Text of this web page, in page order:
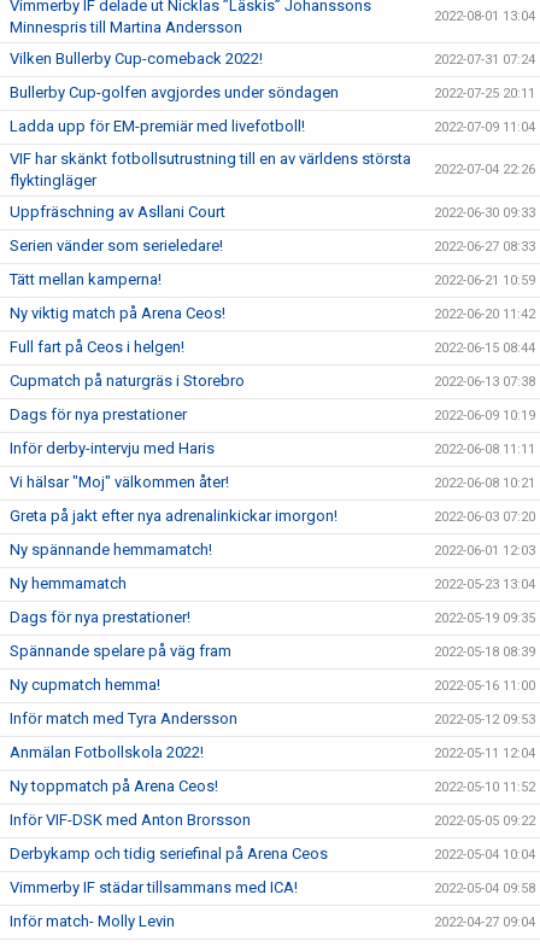
Vimmerby IF delade ut Nicklas ”Läskis” Johanssons
Minnespris till Martina Andersson
2022-08-01 13:04
Vilken Bullerby Cup-comeback 2022! 2022-07-31 07:24
Bullerby Cup-golfen avgjordes under söndagen 2022-07-25 20:11
Ladda upp för EM-premiär med livefotboll! 2022-07-09 11:04
VIF har skänkt fotbollsutrustning till en av världens största
flyktingläger
2022-07-04 22:26
Uppfräschning av Asllani Court 2022-06-30 09:33
Serien vänder som serieledare! 2022-06-27 08:33
Tätt mellan kamperna! 2022-06-21 10:59
Ny viktig match på Arena Ceos! 2022-06-20 11:42
Full fart på Ceos i helgen! 2022-06-15 08:44
Cupmatch på naturgräs i Storebro 2022-06-13 07:38
Dags för nya prestationer 2022-06-09 10:19
Inför derby-intervju med Haris 2022-06-08 11:11
Vi hälsar "Moj" välkommen åter! 2022-06-08 10:21
Greta på jakt efter nya adrenalinkickar imorgon! 2022-06-03 07:20
Ny spännande hemmamatch! 2022-06-01 12:03
Ny hemmamatch 2022-05-23 13:04
Dags för nya prestationer! 2022-05-19 09:35
Spännande spelare på väg fram 2022-05-18 08:39
Ny cupmatch hemma! 2022-05-16 11:00
Inför match med Tyra Andersson 2022-05-12 09:53
Anmälan Fotbollskola 2022! 2022-05-11 12:04
Ny toppmatch på Arena Ceos! 2022-05-10 11:52
Inför VIF-DSK med Anton Brorsson 2022-05-05 09:22
Derbykamp och tidig seriefinal på Arena Ceos 2022-05-04 10:04
Vimmerby IF städar tillsammans med ICA! 2022-05-04 09:58
Inför match- Molly Levin 2022-04-27 09:04